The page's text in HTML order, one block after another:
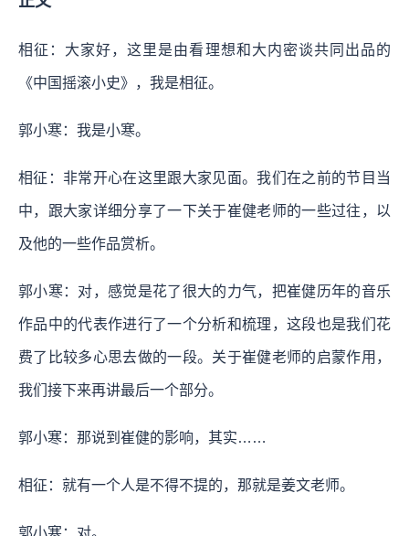
相征：大家好，这里是由看理想和大内密谈共同出品的
《中国摇滚小史》，我是相征。
郭小寒：我是小寒。
相征：非常开心在这里跟大家见面。我们在之前的节目当
中，跟大家详细分享了一下关于崔健老师的一些过往，以
及他的一些作品赏析。
郭小寒：对，感觉是花了很大的力气，把崔健历年的音乐
作品中的代表作进行了一个分析和梳理，这段也是我们花
费了比较多心思去做的一段。关于崔健老师的启蒙作用，
我们接下来再讲最后一个部分。
郭小寒：那说到崔健的影响，其实……
相征：就有一个人是不得不提的，那就是姜文老师。
郭小寒：对。